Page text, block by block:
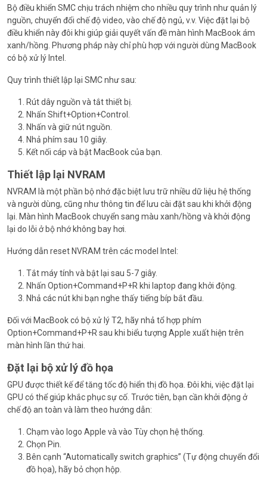
Bộ điều khiển SMC chịu trách nhiệm cho nhiều quy trình như quản lý
nguồn, chuyển đổi chế độ video, vào chế độ ngủ, v.v. Việc đặt lại bộ
điều khiển này đôi khi giúp giải quyết vấn đề màn hình MacBook ám
xanh/hồng. Phương pháp này chỉ phù hợp với người dùng MacBook
có bộ xử lý Intel.
Quy trình thiết lập lại SMC như sau:
Rút dây nguồn và tắt thiết bị.
Nhấn Shift+Option+Control.
Nhấn và giữ nút nguồn.
Nhả phím sau 10 giây.
Kết nối cáp và bật MacBook của bạn.
Thiết lập lại NVRAM
NVRAM là một phần bộ nhớ đặc biệt lưu trữ nhiều dữ liệu hệ thống
và người dùng, cũng như thông tin để lưu cài đặt sau khi khởi động
lại. Màn hình MacBook chuyển sang màu xanh/hồng và khởi động
lại do lỗi ở bộ nhớ không bay hơi.
Hướng dẫn reset NVRAM trên các model Intel:
Tắt máy tính và bật lại sau 5-7 giây.
Nhấn Option+Command+P+R khi laptop đang khởi động.
Nhả các nút khi bạn nghe thấy tiếng bíp bắt đầu.
Đối với MacBook có bộ xử lý T2, hãy nhả tổ hợp phím
Option+Command+P+R sau khi biểu tượng Apple xuất hiện trên
màn hình lần thứ hai.
Đặt lại bộ xử lý đồ họa
GPU được thiết kế để tăng tốc độ hiển thị đồ họa. Đôi khi, việc đặt lại
GPU có thể giúp khắc phục sự cố. Trước tiên, bạn cần khởi động ở
chế độ an toàn và làm theo hướng dẫn:
Chạm vào logo Apple và vào Tùy chọn hệ thống.
Chọn Pin.
Bên cạnh “Automatically switch graphics” (Tự động chuyển đổi
đồ họa), hãy bỏ chọn hộp.